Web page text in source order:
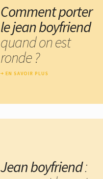
Comment porter
le jean boyfriend
quand on est
ronde ?
EN SAVOIR PLUS
Jean boyfriend: